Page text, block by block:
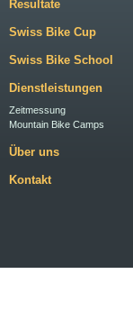
Resultate
Swiss Bike Cup
Swiss Bike School
Dienstleistungen
Zeitmessung
Mountain Bike Camps
Über uns
Kontakt